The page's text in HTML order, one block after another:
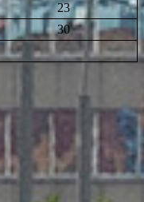
23
30